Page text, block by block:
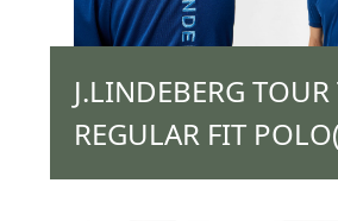
J.LINDEBERG TOUR
REGULAR FIT